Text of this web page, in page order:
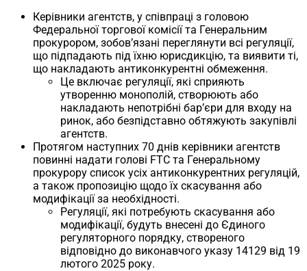
Керівники агентств, у співпраці з головою
Федеральної торгової комісії та Генеральним
прокурором, зобов’язані переглянути всі регуляції,
що підпадають під їхню юрисдикцію, та виявити ті,
що накладають антиконкурентні обмеження.
Це включає регуляції, які сприяють
утворенню монополій, створюють або
накладають непотрібні бар’єри для входу на
ринок, або безпідставно обтяжують закупівлі
агентств.
Протягом наступних 70 днів керівники агентств
повинні надати голові FTC та Генеральному
прокурору список усіх антиконкурентних регуляцій,
а також пропозицію щодо їх скасування або
модифікації за необхідності.
Регуляції, які потребують скасування або
модифікації, будуть внесені до Єдиного
регуляторного порядку, створеного
відповідно до виконавчого указу 14129 від 19
лютого 2025 року.